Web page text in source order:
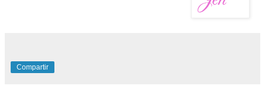
Compartir